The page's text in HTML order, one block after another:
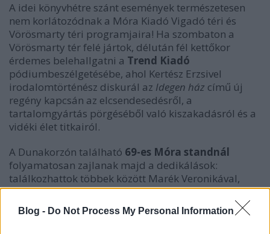
Blog - Do Not Process My Personal Information
A idei könyvhétre szánt események természetesen
nem korlátozódnak a Móra Kiadó Vigadó téri és
Vörösmarty téri programjaira! Ha szombaton a
Vörösmarty tér felé jártok, délután fél kettőkor
érdemes belehallgatni a Trend Kiadó
pódiumbeszélgetésébe, ahol Kertész Erzsivel
irodalomtörténész diskurál az Idegen ház című új
regény kapcsán az elcsendesedésről, a
tartalomgyártás pörgéséből való kiszakadásról és a
vidéki élet titkairól.
A Dunakorzón található 69-es Móra standnál
folyamatosan zajlanak majd a dedikálások:
találkozhattok többek között Marék Veronikával,
Lackfi Jánossal, Szabó T. Annával, Tóth Krisztinával,
Varró Dániellel, Boldizsár Ildikóval és a fentebb
részletezett programok résztvevőivel, így a kedvenc